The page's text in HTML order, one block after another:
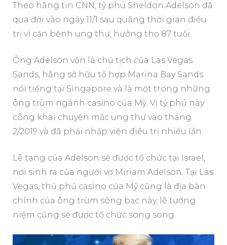
Theo hãng tin CNN, tỷ phú Sheldon Adelson đã
qua đời vào ngày 11/1 sau quãng thời gian điều
trị vì căn bệnh ung thư, hưởng thọ 87 tuổi.
Ông Adelson vốn là chủ tịch của Las Vegas
Sands, hãng sở hữu tổ hợp Marina Bay Sands
nổi tiếng tại Singapore và là một trong những
ông trùm ngành casino của Mỹ. Vị tỷ phú này
công khai chuyện mắc ung thư vào tháng
2/2019 và đã phải nhập viện điều trị nhiều lần.
Lễ tang của Adelson sẽ được tổ chức tại Israel,
nơi sinh ra của người vợ Miriam Adelson. Tại Las
Vegas, thủ phủ casino của Mỹ cũng là địa bàn
chính của ông trùm sòng bạc này, lễ tưởng
niệm cũng sẽ được tổ chức song song.